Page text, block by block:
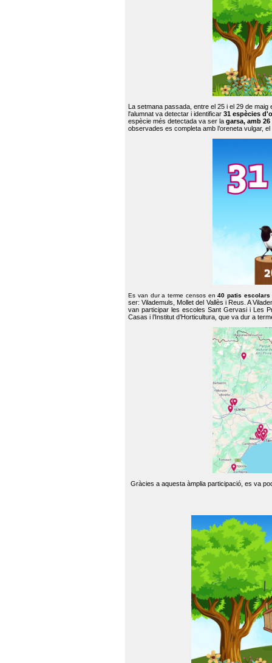
La setmana passada, entre el 25 i el 29 de
l'alumnat va detectar i identificar 31 espècies
espècie més detectada va ser la garsa, amb
observades es completa amb l’oreneta vulgar,
Es van dur a terme censos en40 patis escolars
ser: Vilademuls, Mollet del Vallès i Reus. A
van participar les escoles Sant Gervasi i Les
Casas i l’Institut d’Horticultura, que va dur a
Gràcies a aquesta àmplia participació, es va